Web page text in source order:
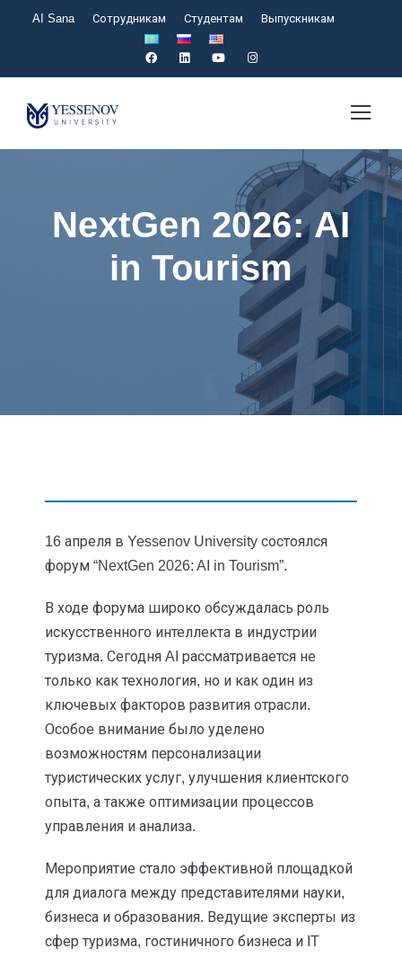
AI Sana Сотрудникам Студентам Выпускникам
NextGen 2026: AI
in Tourism
16 апреля в Yessenov University состоялся
форум “NextGen 2026: AI in Tourism”.
В ходе форума широко обсуждалась роль
искусственного интеллекта в индустрии
туризма. Сегодня AI рассматривается не
только как технология, но и как один из
ключевых факторов развития отрасли.
Особое внимание было уделено
возможностям персонализации
туристических услуг, улучшения клиентского
опыта, а также оптимизации процессов
управления и анализа.
Мероприятие стало эффективной площадкой
для диалога между представителями науки,
бизнеса и образования. Ведущие эксперты из
сфер туризма, гостиничного бизнеса и IT